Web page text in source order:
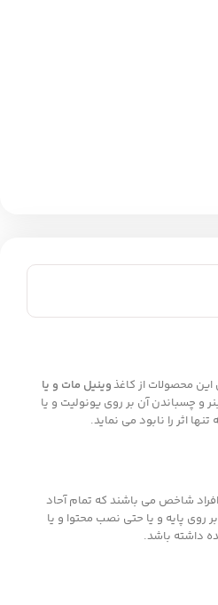
محصولات از کاغذوینیل مات و یا
و چسباندن آن بر روی یونولیت و یا
اثر را نابود می نماید.
شاخص می باشند که تمام آحاد
روی پایه و یا حتی نصب محتوا و یا
داشته باشد.